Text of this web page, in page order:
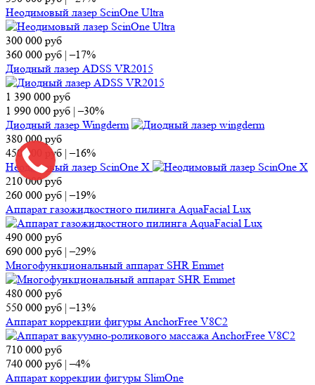
Неодимовый лазер ScinOne Ultra
300 000 руб
360 000 руб |–17%
Диодный лазер ADSS VR2015
1 390 000 руб
1 990 000 руб |–30%
Диодный лазер Wingderm
380 000 руб
450 000
руб |–16%
Неодимовый лазер ScinOne X
210 000руб
260 000 руб |–19%
Аппарат газожидкостного пилинга AquaFacial Lux
490 000 руб
690 000 руб |–29%
Многофункциональный аппарат SHR Emmet
480 000 руб
550 000 руб |–13%
Аппарат коррекции фигуры AnchorFree V8C2
710 000 руб
740 000 руб |–4%
Аппарат коррекции фигуры SlimOne